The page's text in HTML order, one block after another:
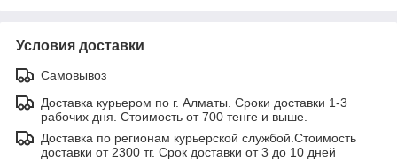
Условия доставки
Самовывоз
Доставка курьером по г. Алматы. Сроки доставки 1-3
рабочих дня. Стоимость от 700 тенге и выше.
Доставка по регионам курьерской службой.Стоимость
доставки от 2300 тг. Срок доставки от 3 до 10 дней